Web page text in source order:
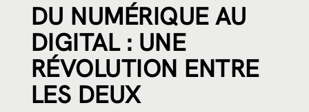
DU NUMÉRIQUE AU
DIGITAL : UNE
RÉVOLUTION ENTRE
LES DEUX